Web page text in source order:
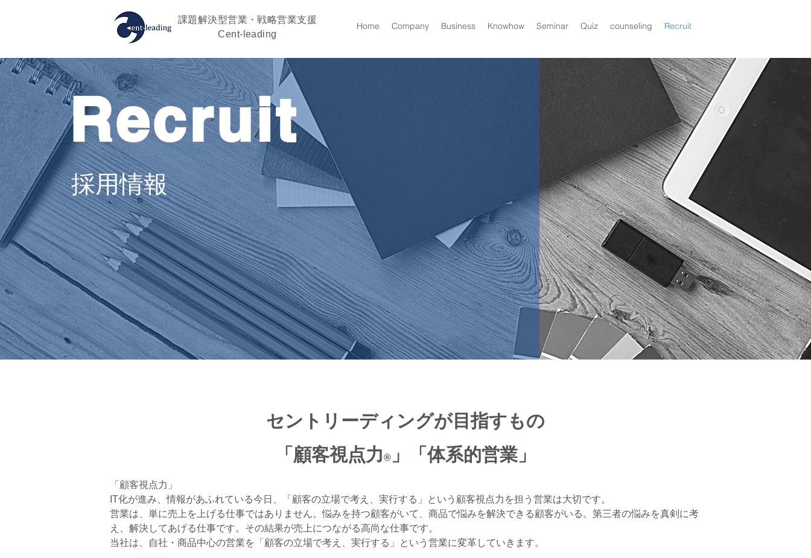
課題解決型営業・戦略営業支援
Cent-leading
Home Company Business Knowhow Seminar Quiz counseling Recruit
Recruit
採用情報
セントリーディングが目指すもの
「顧客視点力® 」「体系的営業」
「顧客視点力」
IT化が進み、情報があふれている今日、「顧客の立場で考え、実行する」という顧客視点力を担う営業は大切です。
営業は、単に売上を上げる仕事ではありません。悩みを持つ顧客がいて、商品で悩みを解決できる顧客がいる。第三者の悩みを真剣に考
え、解決してあげる仕事です。その結果が売上につながる高尚な仕事です。
当社は、自社・商品中心の営業を「顧客の立場で考え、実行する」という営業に変革していきます。